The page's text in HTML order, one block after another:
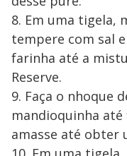
8. Em uma tigela,
tempere com sal
farinha até a
Reserve.
9. Faça o nhoque
mandioquinha até
amasse até obter